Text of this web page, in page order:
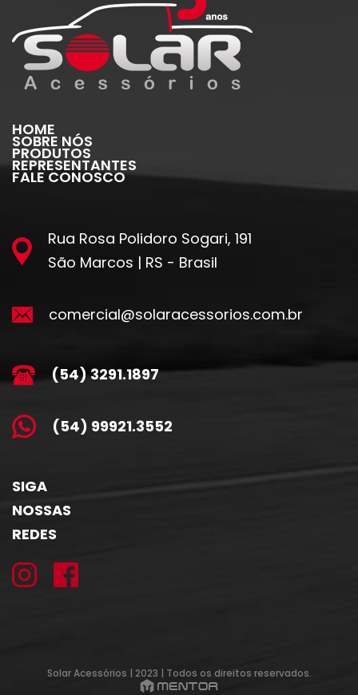
HOME
SOBRE NÓS
PRODUTOS
REPRESENTANTES
FALE CONOSCO
Rua Rosa Polidoro Sogari, 191
São Marcos | RS - Brasil
comercial@solaracessorios.com.br
(54) 3291.1897
(54) 99921.3552
SIGA
NOSSAS
REDES
Solar Acessórios | 2023 | Todos os direitos reservados.